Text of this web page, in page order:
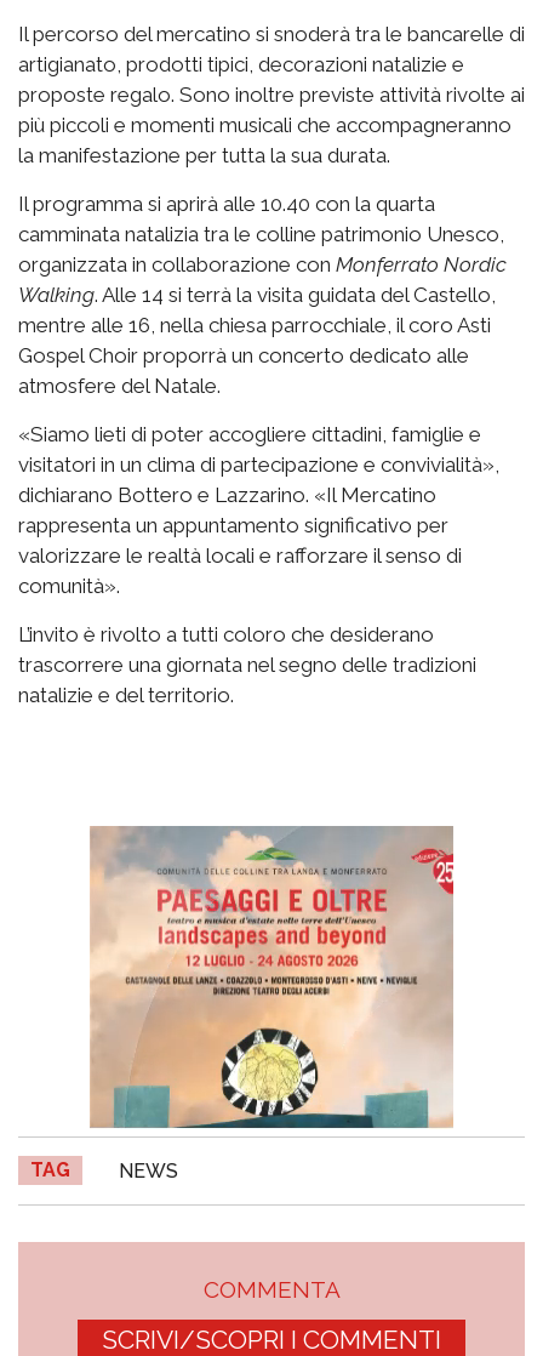
Il percorso del mercatino si snoderà tra le bancarelle di
artigianato, prodotti tipici, decorazioni natalizie e
proposte regalo. Sono inoltre previste attività rivolte ai
più piccoli e momenti musicali che accompagneranno
la manifestazione per tutta la sua durata.
Il programma si aprirà alle 10.40 con la quarta
camminata natalizia tra le colline patrimonio Unesco,
organizzata in collaborazione con Monferrato Nordic
Walking. Alle 14 si terrà la visita guidata del Castello,
mentre alle 16, nella chiesa parrocchiale, il coro Asti
Gospel Choir proporrà un concerto dedicato alle
atmosfere del Natale.
«Siamo lieti di poter accogliere cittadini, famiglie e
visitatori in un clima di partecipazione e convivialità»,
dichiarano Bottero e Lazzarino. «Il Mercatino
rappresenta un appuntamento significativo per
valorizzare le realtà locali e rafforzare il senso di
comunità».
L’invito è rivolto a tutti coloro che desiderano
trascorrere una giornata nel segno delle tradizioni
natalizie e del territorio.
TAG NEWS
COMMENTA
SCRIVI/SCOPRI I COMMENTI